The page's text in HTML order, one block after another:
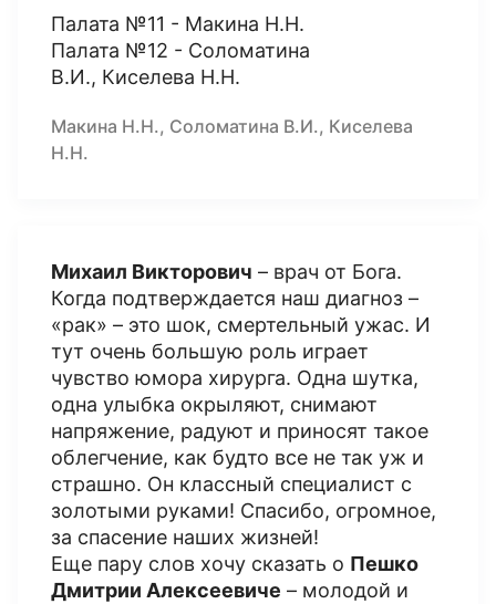
Палата №11 - Макина Н.Н.
Палата №12 - Соломатина
В.И., Киселева Н.Н.
Макина Н.Н., Соломатина В.И., Киселева
Н.Н.
Михаил Викторович – врач от Бога.
Когда подтверждается наш диагноз –
«рак» – это шок, смертельный ужас. И
тут очень большую роль играет
чувство юмора хирурга. Одна шутка,
одна улыбка окрыляют, снимают
напряжение, радуют и приносят такое
облегчение, как будто все не так уж и
страшно. Он классный специалист с
золотыми руками! Спасибо, огромное,
за спасение наших жизней!
Еще пару слов хочу сказать о Пешко
Дмитрии Алексеевиче – молодой и